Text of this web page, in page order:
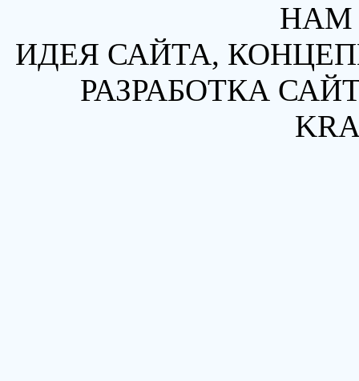
НАМ
ИДЕЯ САЙТА,
РАЗРАБОТКА